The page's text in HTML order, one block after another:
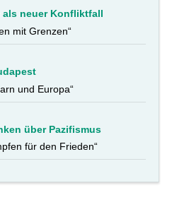
als neuer Konfliktfall
mit Grenzen“
und Europa“
über Pazifismus
für den Frieden“